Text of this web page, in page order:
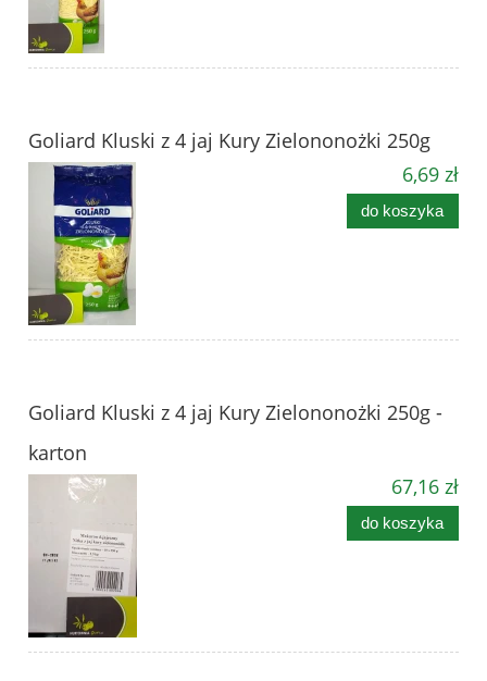
Goliard Kluski z 4 jaj Kury Zielononożki 250g
6,69 zł
do koszyka
Goliard Kluski z 4 jaj Kury Zielononożki 250g -
karton
67,16 zł
do koszyka